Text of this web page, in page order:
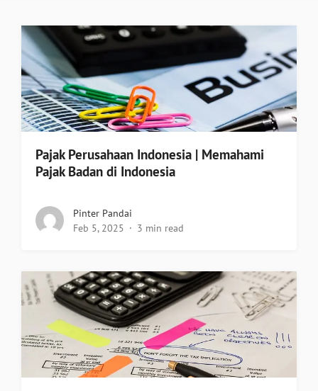
Pajak Perusahaan Indonesia | Memahami
Pajak Badan di Indonesia
Pinter Pandai
Feb 5, 2025
3 min read